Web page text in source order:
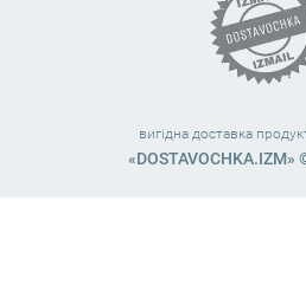
вигідна доставка